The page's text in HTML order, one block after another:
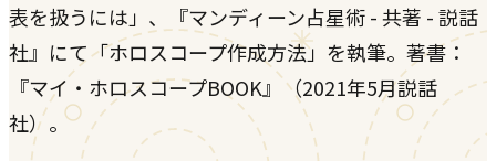
表を扱うには」、『マンディーン占星術 - 共著 - 説話
社』にて「ホロスコープ作成方法」を執筆。著書：
『マイ・ホロスコープBOOK』（2021年5月説話
社）。